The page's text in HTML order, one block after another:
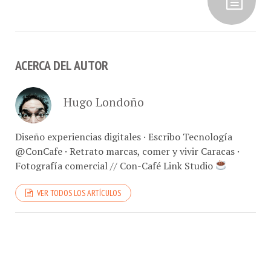
ACERCA DEL AUTOR
Hugo Londoño
Diseño experiencias digitales · Escribo Tecnología
@ConCafe · Retrato marcas, comer y vivir Caracas ·
Fotografía comercial // Con-Café Link Studio
VER TODOS LOS ARTÍCULOS